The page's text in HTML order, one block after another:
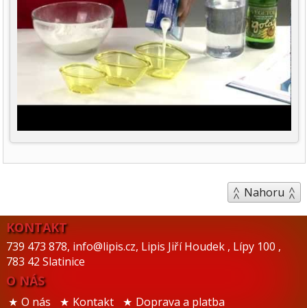
Nahoru
KONTAKT
739 473 878, info@lipis.cz, Lipis Jiří Houdek , Lípy 100 ,
783 42 Slatinice
O NÁS
O nás Kontakt Doprava a platba